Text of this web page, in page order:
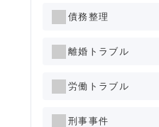
債務整理
離婚トラブル
労働トラブル
刑事事件